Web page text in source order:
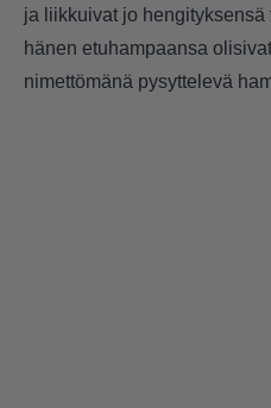
ja liikkuivat jo
hänen etuhampaansa
nimettömänä pysyttelevä